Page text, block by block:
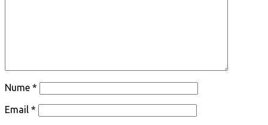
Nume *
Email *